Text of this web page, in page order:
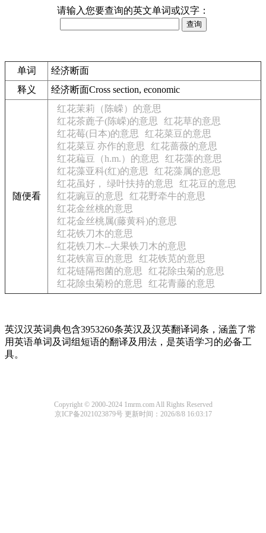
请输入您要查询的英文单词或汉字：
单词
经济断面
释义
经济断面Cross section, economic
随便看
红花茉莉（陈嵘）的意思
红花茶蔍子(陈嵘)的意思
红花草的意思
红花莓(日本)的意思
红花菜豆的意思
红花菜豆 亦作的意思
红花蔷薇的意思
红花藊豆（h.m.）的意思
红花藻的意思
红花藻亚科(红)的意思
红花藻属的意思
红花虽好， 绿叶扶持的意思
红花豆的意思
红花豌豆的意思
红花野牵牛的意思
红花金丝桃的意思
红花金丝桃属(藤黄科)的意思
红花铁刀木的意思
红花铁刀木--大果铁刀木的意思
红花铁富豆的意思
红花铁苋的意思
红花链隔孢菌的意思
红花除虫菊的意思
红花除虫菊粉的意思
红花青藤的意思
英汉汉英词典包含3953260条英汉及汉英翻译词条，涵盖了常
用英语单词及词组短语的翻译及用法，是英语学习的必备工
具。
Copyright © 2000-2024 1mrm.com All Rights Reserved
京ICP备2021023879号 更新时间：2026/8/8 16:03:17